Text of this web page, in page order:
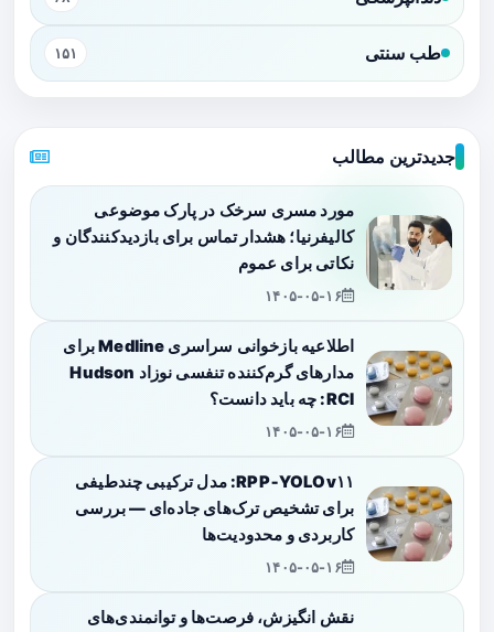
طب سنتی ۱۵۱
جدیدترین مطالب
مورد مسری سرخک در پارک موضوعی
کالیفرنیا؛ هشدار تماس برای بازدیدکنندگان و
نکاتی برای عموم
۱۴۰۵-۰۵-۱۶
اطلاعیه بازخوانی سراسری Medline برای
مدارهای گرم‌کننده تنفسی نوزاد Hudson
RCI: چه باید دانست؟
۱۴۰۵-۰۵-۱۶
RPP‑YOLOv۱۱: مدل ترکیبی چندطیفی
برای تشخیص ترک‌های جاده‌ای — بررسی
کاربردی و محدودیت‌ها
۱۴۰۵-۰۵-۱۶
نقش انگیزش، فرصت‌ها و توانمندی‌های